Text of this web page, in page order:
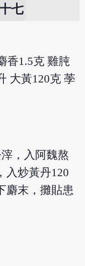
七
香1.5克 雞肫
大黃120克 荸
，入阿魏熬
入炒黃丹120
麝末，攤貼患